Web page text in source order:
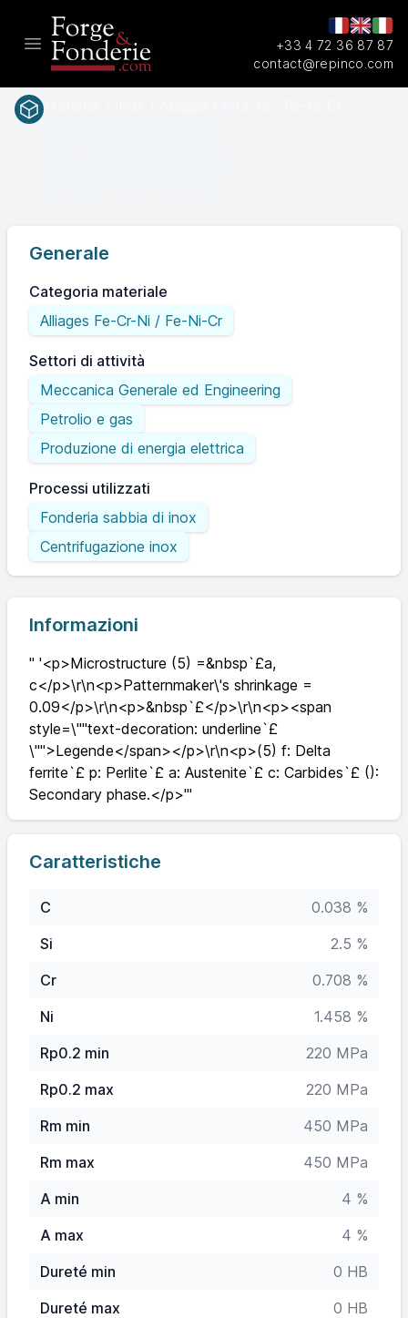
Open main menu
+33 4 72 36 87 87
contact@repinco.com
Generale
Categoria materiale
Alliages Fe-Cr-Ni / Fe-Ni-Cr
Settori di attività
Meccanica Generale ed Engineering
Petrolio e gas
Produzione di energia elettrica
Processi utilizzati
Fonderia sabbia di inox
Centrifugazione inox
Informazioni
" '<p>Microstructure (5) =&nbsp`£a,
c</p>\r\n<p>Patternmaker\'s shrinkage =
0.09</p>\r\n<p>&nbsp`£</p>\r\n<p><span
style=\""text-decoration: underline`£
\"">Legende</span></p>\r\n<p>(5) f: Delta
ferrite`£ p: Perlite`£ a: Austenite`£ c: Carbides`£ ():
Secondary phase.</p>'"
Caratteristiche
C
0.038 %
Si
2.5 %
Cr
0.708 %
Ni
1.458 %
Rp0.2 min
220 MPa
Rp0.2 max
220 MPa
Rm min
450 MPa
Rm max
450 MPa
A min
4 %
A max
4 %
Dureté min
0 HB
Dureté max
0 HB